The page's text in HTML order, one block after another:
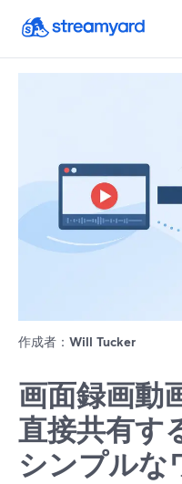
作成者： Will Tucker
画面録画動
直接共有す
シンプルな